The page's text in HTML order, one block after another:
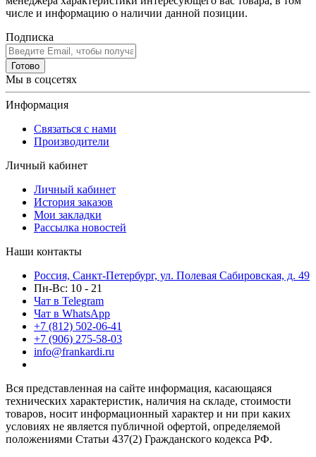
числе и информацию о наличии данной позиции.
Подписка
Готово
Мы в соцсетях
Информация
Связаться с нами
Производители
Личный кабинет
Личный кабинет
История заказов
Мои закладки
Рассылка новостей
Наши контакты
Россия, Санкт-Петербург, ул. Полевая Сабировская, д. 49
Пн-Вс: 10 - 21
Чат в Telegram
Чат в WhatsApp
+7 (812) 502-06-41
+7 (906) 275-58-03
info@frankardi.ru
Вся представленная на сайте информация, касающаяся
технических характеристик, наличия на складе, стоимости
товаров, носит информационный характер и ни при каких
условиях не является публичной офертой, определяемой
положениями Статьи 437(2) Гражданского кодекса РФ.